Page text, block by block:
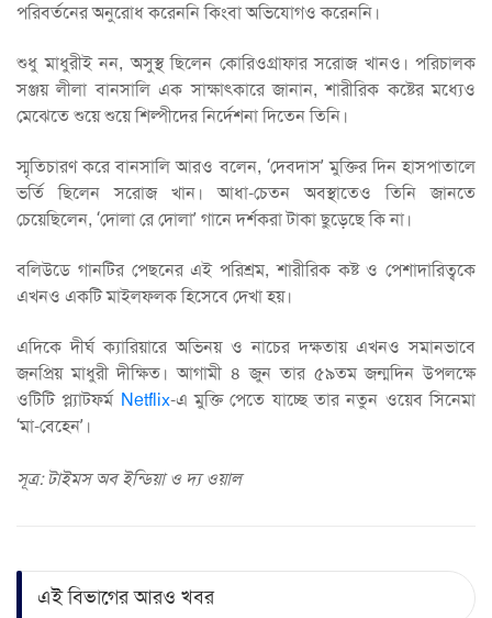
পরিবর্তনের অনুরোধ করেননি কিংবা অভিযোগও করেননি।
শুধু মাধুরীই নন, অসুস্থ ছিলেন কোরিওগ্রাফার সরোজ খানও। পরিচালক
সঞ্জয় লীলা বানসালি এক সাক্ষাৎকারে জানান, শারীরিক কষ্টের মধ্যেও
মেঝেতে শুয়ে শুয়ে শিল্পীদের নির্দেশনা দিতেন তিনি।
স্মৃতিচারণ করে বানসালি আরও বলেন, ‘দেবদাস’ মুক্তির দিন হাসপাতালে
ভর্তি ছিলেন সরোজ খান। আধা-চেতন অবস্থাতেও তিনি জানতে
চেয়েছিলেন, ‘দোলা রে দোলা’ গানে দর্শকরা টাকা ছুড়েছে কি না।
বলিউডে গানটির পেছনের এই পরিশ্রম, শারীরিক কষ্ট ও পেশাদারিত্বকে
এখনও একটি মাইলফলক হিসেবে দেখা হয়।
এদিকে দীর্ঘ ক্যারিয়ারে অভিনয় ও নাচের দক্ষতায় এখনও সমানভাবে
জনপ্রিয় মাধুরী দীক্ষিত। আগামী ৪ জুন তার ৫৯তম জন্মদিন উপলক্ষে
ওটিটি প্ল্যাটফর্ম Netflix-এ মুক্তি পেতে যাচ্ছে তার নতুন ওয়েব সিনেমা
‘মা-বেহেন’।
সূত্র: টাইমস অব ইন্ডিয়া ও দ্য ওয়াল
এই বিভাগের আরও খবর